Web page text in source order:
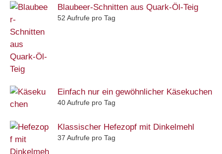
Blaubeer-Schnitten aus Quark-Öl-Teig
52 Aufrufe pro Tag
Einfach nur ein gewöhnlicher Käsekuchen
40 Aufrufe pro Tag
Klassischer Hefezopf mit Dinkelmehl
37 Aufrufe pro Tag